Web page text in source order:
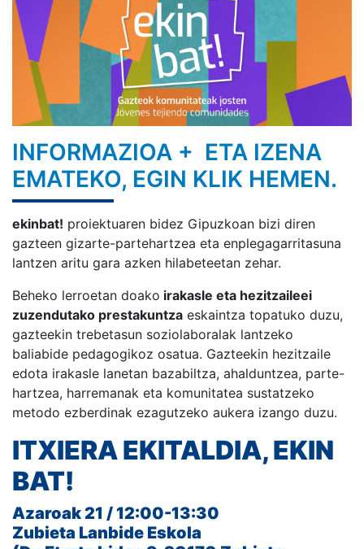
INFORMAZIOA + ETA IZENA
EMATEKO, EGIN KLIK HEMEN.
ekinbat! proiektuaren bidez Gipuzkoan bizi diren
gazteen gizarte-partehartzea eta enplegagarritasuna
lantzen aritu gara azken hilabeteetan zehar.
Beheko lerroetan doako irakasle eta hezitzaileei
zuzendutako prestakuntza eskaintza topatuko duzu,
gazteekin trebetasun soziolaboralak lantzeko
baliabide pedagogikoz osatua. Gazteekin hezitzaile
edota irakasle lanetan bazabiltza, ahalduntzea, parte-
hartzea, harremanak eta komunitatea sustatzeko
metodo ezberdinak ezagutzeko aukera izango duzu.
ITXIERA EKITALDIA, EKIN
BAT!
Azaroak 21 / 12:00-13:30
Zubieta Lanbide Eskola